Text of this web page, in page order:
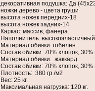
декоративная подушка: Да
ножки дерево - цвета груши
высота ножек передних-18
высота ножек задних-14
Каркас: массив, фанера
Наполнитель:
Материал обивки: гобелен
Состав обивки: 70% хлопок,
Материал обивки: жаккард
Состав обивки: 70% хлопок,
Плотность: 380 гр./м2
Вес: 25 кг.
Максимальная нагрузка: 120 кг.